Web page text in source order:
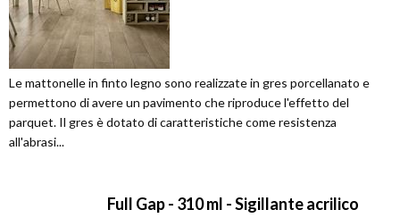
Le mattonelle in finto legno sono realizzate in gres porcellanato e
permettono di avere un pavimento che riproduce l'effetto del
parquet. Il gres è dotato di caratteristiche come resistenza
all'abrasi...
Full Gap - 310 ml - Sigillante acrilico